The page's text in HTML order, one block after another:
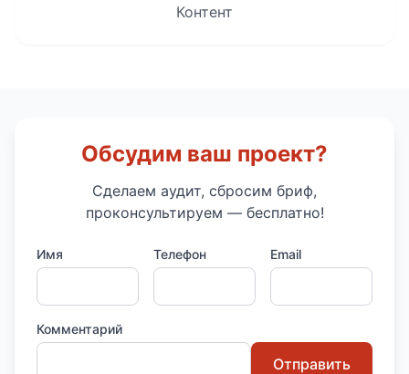
Контент
Обсудим ваш проект?
Сделаем аудит, сбросим бриф,
проконсультируем — бесплатно!
Имя Телефон Email
Комментарий
Отправить